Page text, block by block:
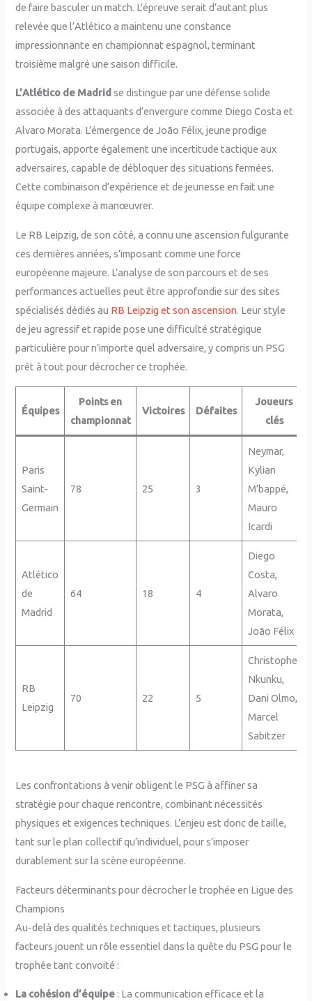
de faire basculer un match. L’épreuve serait d’autant plus
relevée que l’Atlético a maintenu une constance
impressionnante en championnat espagnol, terminant
troisième malgré une saison difficile.
L’Atlético de Madridse distingue par une défense solide
associée à des attaquants d’envergure comme Diego Costa et
Alvaro Morata. L’émergence de João Félix, jeune prodige
portugais, apporte également une incertitude tactique aux
adversaires, capable de débloquer des situations fermées.
Cette combinaison d’expérience et de jeunesse en fait une
équipe complexe à manœuvrer.
Le RB Leipzig, de son côté, a connu une ascension fulgurante
ces dernières années, s’imposant comme une force
européenne majeure. L’analyse de son parcours et de ses
performances actuelles peut être approfondie sur des sites
spécialisés dédiés au RB Leipzig et son ascension. Leur style
de jeu agressif et rapide pose une difficulté stratégique
particulière pour n’importe quel adversaire, y compris un PSG
prêt à tout pour décrocher ce trophée.
Équipes
Points en
championnat
Victoires Défaites
Joueurs
clés
Paris
Saint-
Germain
78 25 3
Neymar,
Kylian
M’bappé,
Mauro
Icardi
Atlético
de
Madrid
64 18 4
Diego
Costa,
Alvaro
Morata,
João Félix
RB
Leipzig
70 22 5
Christopher
Nkunku,
Dani Olmo,
Marcel
Sabitzer
Les confrontations à venir obligent le PSG à affiner sa
stratégie pour chaque rencontre, combinant nécessités
physiques et exigences techniques. L’enjeu est donc de taille,
tant sur le plan collectif qu’individuel, pour s’imposer
durablement sur la scène européenne.
Facteurs déterminants pour décrocher le trophée en Ligue des
Champions
Au-delà des qualités techniques et tactiques, plusieurs
facteurs jouent un rôle essentiel dans la quête du PSG pour le
trophée tant convoité :
La cohésion d’équipe : La communication efficace et la